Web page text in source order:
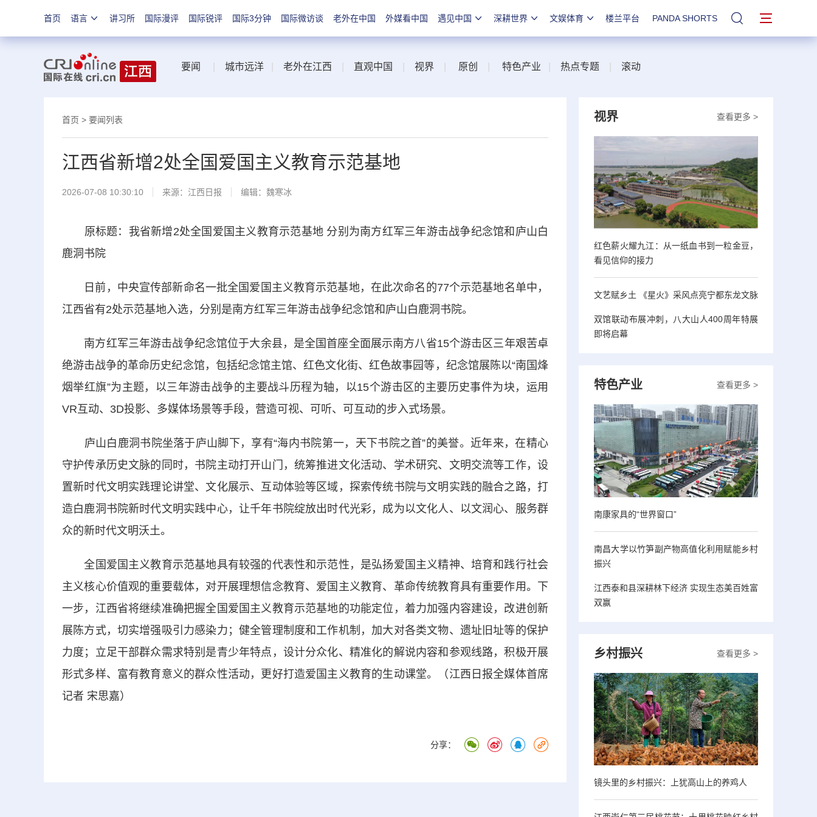
首页 语言 讲习所 国际漫评 国际锐评 国际3分钟 国际微访谈 老外在中国 外媒看中国 遇见中国 深耕世界 文娱体育 楼兰平台 PANDA SHORTS 站内搜索
要闻 城市远洋 老外在江西 直观中国 视界 原创 特色产业 热点专题 滚动
首页 > 要闻列表
江西省新增2处全国爱国主义教育示范基地
2026-07-08 10:30:10 来源： 江西日报 编辑：魏寒冰
原标题：我省新增2处全国爱国主义教育示范基地 分别为南方红军三年游击战争纪念馆和庐山白
鹿洞书院
日前，中央宣传部新命名一批全国爱国主义教育示范基地，在此次命名的77个示范基地名单中，
江西省有2处示范基地入选，分别是南方红军三年游击战争纪念馆和庐山白鹿洞书院。
南方红军三年游击战争纪念馆位于大余县，是全国首座全面展示南方八省15个游击区三年艰苦卓
绝游击战争的革命历史纪念馆，包括纪念馆主馆、红色文化街、红色故事园等，纪念馆展陈以“南国烽
烟举红旗”为主题，以三年游击战争的主要战斗历程为轴，以15个游击区的主要历史事件为块，运用
VR互动、3D投影、多媒体场景等手段，营造可视、可听、可互动的步入式场景。
庐山白鹿洞书院坐落于庐山脚下，享有“海内书院第一，天下书院之首”的美誉。近年来，在精心
守护传承历史文脉的同时，书院主动打开山门，统筹推进文化活动、学术研究、文明交流等工作，设
置新时代文明实践理论讲堂、文化展示、互动体验等区域，探索传统书院与文明实践的融合之路，打
造白鹿洞书院新时代文明实践中心，让千年书院绽放出时代光彩，成为以文化人、以文润心、服务群
众的新时代文明沃土。
全国爱国主义教育示范基地具有较强的代表性和示范性，是弘扬爱国主义精神、培育和践行社会
主义核心价值观的重要载体，对开展理想信念教育、爱国主义教育、革命传统教育具有重要作用。下
一步，江西省将继续准确把握全国爱国主义教育示范基地的功能定位，着力加强内容建设，改进创新
展陈方式，切实增强吸引力感染力；健全管理制度和工作机制，加大对各类文物、遗址旧址等的保护
力度；立足干部群众需求特别是青少年特点，设计分众化、精准化的解说内容和参观线路，积极开展
形式多样、富有教育意义的群众性活动，更好打造爱国主义教育的生动课堂。（江西日报全媒体首席
记者 宋思嘉）
分享：
查看更多 >
视界
红色薪火耀九江：从一纸血书到一粒金豆，
看见信仰的接力
文艺赋乡土 《星火》采风点亮宁都东龙文脉
双馆联动布展冲刺，八大山人400周年特展
即将启幕
查看更多 >
特色产业
南康家具的“世界窗口”
南昌大学以竹笋副产物高值化利用赋能乡村
振兴
江西泰和县深耕林下经济 实现生态美百姓富
双赢
查看更多 >
乡村振兴
镜头里的乡村振兴：上犹高山上的养鸡人